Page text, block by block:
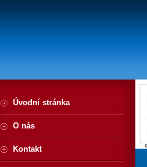
Úvodní stránka
O nás
Kontakt